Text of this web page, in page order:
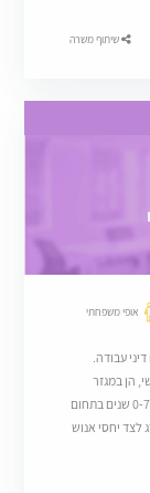
שיתוף משרה
אופי משפחתי
עבודה.
הן במגזר
הפרטי והן במגזר הציבורי.מה מחפשים?עו"ד עם ניסיון של 0-7 שנים בתחום
לצד יחסי אנוש